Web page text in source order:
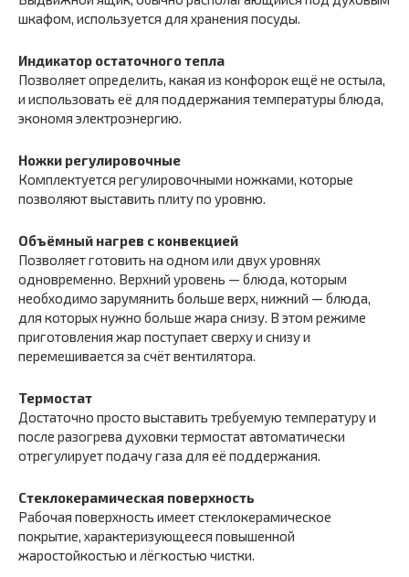
шкафом, используется для хранения посуды.
Индикатор остаточного тепла
Позволяет определить, какая из конфорок ещё не остыла,
и использовать её для поддержания температуры блюда,
экономя электроэнергию.
Ножки регулировочные
Комплектуется регулировочными ножками, которые
позволяют выставить плиту по уровню.
Объёмный нагрев с конвекцией
Позволяет готовить на одном или двух уровнях
одновременно. Верхний уровень — блюда, которым
необходимо зарумянить больше верх, нижний — блюда,
для которых нужно больше жара снизу. В этом режиме
приготовления жар поступает сверху и снизу и
перемешивается за счёт вентилятора.
Термостат
Достаточно просто выставить требуемую температуру и
после разогрева духовки термостат автоматически
отрегулирует подачу газа для её поддержания.
Стеклокерамическая поверхность
Рабочая поверхность имеет стеклокерамическое
покрытие, характеризующееся повышенной
жаростойкостью и лёгкостью чистки.